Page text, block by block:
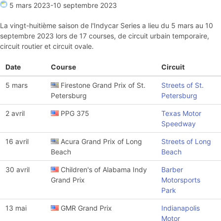
5 mars 2023-10 septembre 2023
La vingt-huitième saison de l'Indycar Series a lieu du 5 mars au 10
septembre 2023 lors de 17 courses, de circuit urbain temporaire,
circuit routier et circuit ovale.
Date Course Circuit
5 mars
Firestone Grand Prix of St.
Petersburg
Streets of St.
Petersburg
2 avril PPG 375
Texas Motor
Speedway
16 avril
Acura Grand Prix of Long
Beach
Streets of Long
Beach
30 avril
Children's of Alabama Indy
Grand Prix
Barber
Motorsports
Park
13 mai GMR Grand Prix
Indianapolis
Motor